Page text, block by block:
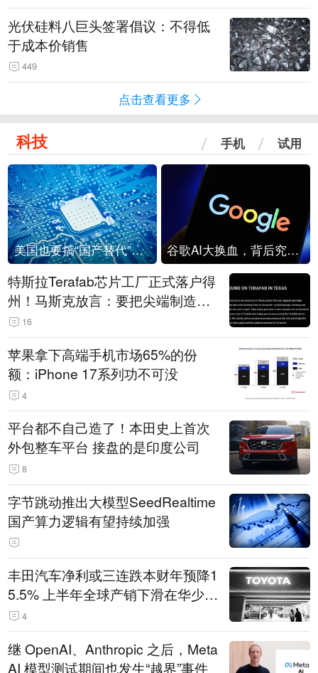
光伏硅料八巨头签署倡议：不得低
于成本价销售
449
点击查看更多
科技 手机 试用
美国也要搞“国产替代”？先算清三笔账 谷歌AI大换血，背后究竟发生了什么？
特斯拉Terafab芯片工厂正式落户得
州！马斯克放言：要把尖端制造带
回美国
16
苹果拿下高端手机市场65%的份
额：iPhone 17系列功不可没
4
平台都不自己造了！本田史上首次
外包整车平台 接盘的是印度公司
8
字节跳动推出大模型SeedRealtime
国产算力逻辑有望持续加强
丰田汽车净利或三连跌本财年预降1
5.5% 上半年全球产销下滑在华少卖
14.3万辆
4
继 OpenAI、Anthropic 之后，Meta
AI 模型测试期间也发生“越界”事件